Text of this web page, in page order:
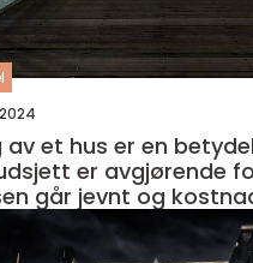
av et hus er en
er avgjørende
går jevnt og